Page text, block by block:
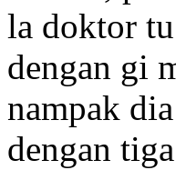
la doktor
dengan gi
nampak
dengan